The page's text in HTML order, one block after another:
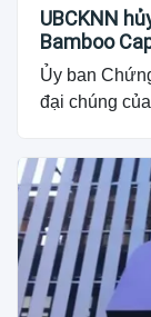
UBCKNN
Bamboo
Ủy ban
đại chúng